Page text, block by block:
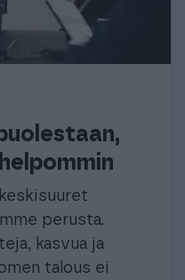
perusta.
kasvua ja
talous ei